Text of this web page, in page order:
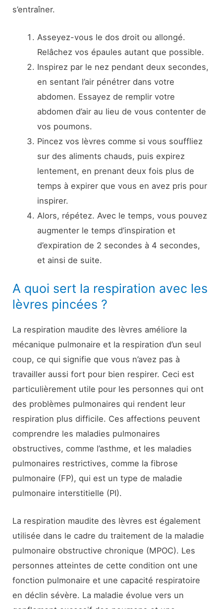
s’entraîner.
Asseyez-vous le dos droit ou allongé.
Relâchez vos épaules autant que possible.
Inspirez par le nez pendant deux secondes,
en sentant l’air pénétrer dans votre
abdomen. Essayez de remplir votre
abdomen d’air au lieu de vous contenter de
vos poumons.
Pincez vos lèvres comme si vous souffliez
sur des aliments chauds, puis expirez
lentement, en prenant deux fois plus de
temps à expirer que vous en avez pris pour
inspirer.
Alors, répétez. Avec le temps, vous pouvez
augmenter le temps d’inspiration et
d’expiration de 2 secondes à 4 secondes,
et ainsi de suite.
A quoi sert la respiration avec les
lèvres pincées ?
La respiration maudite des lèvres améliore la
mécanique pulmonaire et la respiration d’un seul
coup, ce qui signifie que vous n’avez pas à
travailler aussi fort pour bien respirer. Ceci est
particulièrement utile pour les personnes qui ont
des problèmes pulmonaires qui rendent leur
respiration plus difficile. Ces affections peuvent
comprendre les maladies pulmonaires
obstructives, comme l’asthme, et les maladies
pulmonaires restrictives, comme la fibrose
pulmonaire (FP), qui est un type de maladie
pulmonaire interstitielle (PI).
La respiration maudite des lèvres est également
utilisée dans le cadre du traitement de la maladie
pulmonaire obstructive chronique (MPOC). Les
personnes atteintes de cette condition ont une
fonction pulmonaire et une capacité respiratoire
en déclin sévère. La maladie évolue vers un